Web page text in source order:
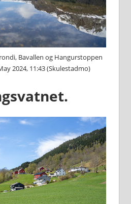
Bavallen og Hangurstoppen
2024, 11:43 (Skulestadmo)